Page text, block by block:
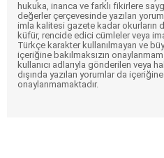
hukuka, inanca ve farklı fikirlere
değerler çerçevesinde yazılan
imla kalitesi gazete kadar okurların
küfür, rencide edici cümleler veya
Türkçe karakter kullanılmayan ve
içeriğine bakılmaksızın
kullanıcı adlarıyla gönderilen veya
dışında yazılan yorumlar da içeriğine
onaylanmamaktadır.